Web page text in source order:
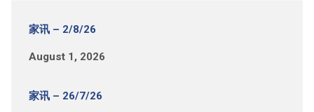
家讯 – 2/8/26
August 1, 2026
家讯 – 26/7/26